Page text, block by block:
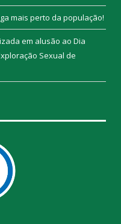
mais perto da população!
em alusão ao Dia
Sexual de